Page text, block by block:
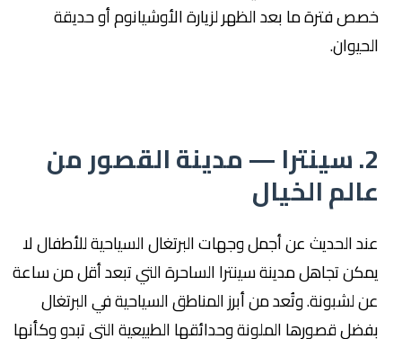
خصص فترة ما بعد الظهر لزيارة الأوشيانوم أو حديقة
الحيوان.
2. سينترا — مدينة القصور من
عالم الخيال
عند الحديث عن أجمل وجهات البرتغال السياحية للأطفال لا
يمكن تجاهل مدينة سينترا الساحرة التي تبعد أقل من ساعة
عن لشبونة. وتُعد من أبرز المناطق السياحية في البرتغال
بفضل قصورها الملونة وحدائقها الطبيعية التي تبدو وكأنها